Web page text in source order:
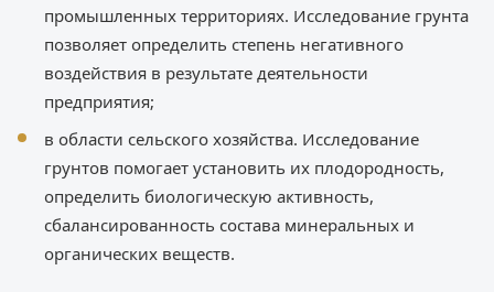
промышленных территориях. Исследование грунта
позволяет определить степень негативного
воздействия в результате деятельности
предприятия;
в области сельского хозяйства. Исследование
грунтов помогает установить их плодородность,
определить биологическую активность,
сбалансированность состава минеральных и
органических веществ.